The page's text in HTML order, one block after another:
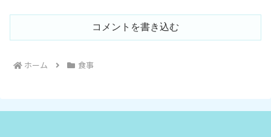
コメントを書き込む
ホーム 食事